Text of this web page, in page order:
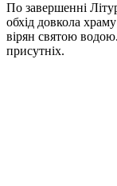
По завершенні
обхід довкола
вірян святою
присутніх.